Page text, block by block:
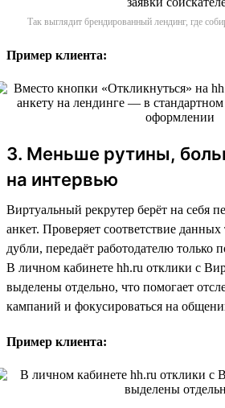
Так выглядит брендированный лендинг, где
Пример клиента:
3. Меньше рутины,
на интервью
Виртуальный рекрутер берёт на себя
анкет. Проверяет соответствие
дубли, передаёт работодателю только
В личном кабинете hh.ru отклики с
выделены отдельно, что помогает
кампаний и фокусироваться на
Пример клиента: